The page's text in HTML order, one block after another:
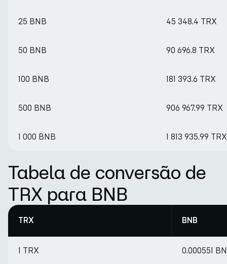
25 BNB 45 348.4 TRX
50 BNB 90 696.8 TRX
100 BNB 181 393.6 TRX
500 BNB 906 967.99 TRX
1 000 BNB 1 813 935.99 TRX
Tabela de conversão de
TRX para BNB
TRX BNB
1 TRX 0.000551